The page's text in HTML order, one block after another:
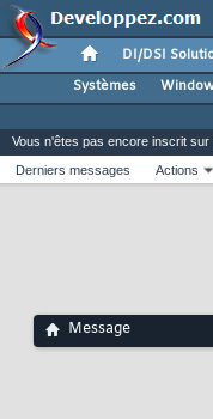
DI/DSI
Systèmes
Vous n'êtes pas encore inscrit
Derniers messages
Actions
Message